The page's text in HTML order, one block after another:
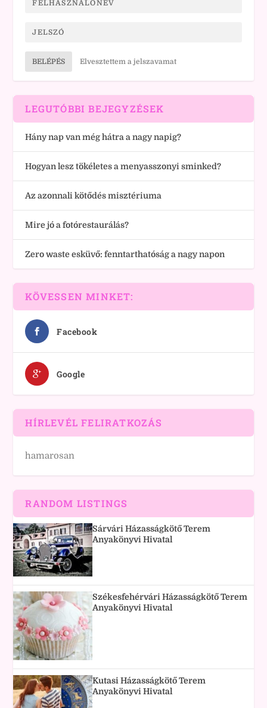
BELÉPÉS Elvesztettem a jelszavamat
LEGUTÓBBI BEJEGYZÉSEK
Hány nap van még hátra a nagy napig?
Hogyan lesz tökéletes a menyasszonyi sminked?
Az azonnali kötődés misztériuma
Mire jó a fotórestaurálás?
Zero waste esküvő: fenntarthatóság a nagy napon
KÖVESSEN MINKET:
Facebook
Google
HÍRLEVÉL FELIRATKOZÁS
hamarosan
RANDOM LISTINGS
Sárvári Házasságkötő Terem
Anyakönyvi Hivatal
Székesfehérvári Házasságkötő Terem
Anyakönyvi Hivatal
Kutasi Házasságkötő Terem
Anyakönyvi Hivatal